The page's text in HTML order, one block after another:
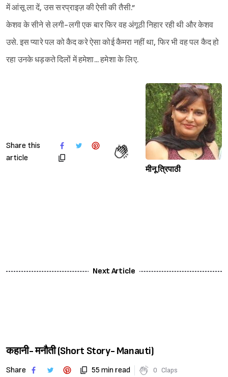
में आंसू ला दें, उस सरप्राइज़ की ऐसी की तैसी.”
केशव के सीने से लगी-लगी एक बार फिर वह अंगूठी निहार रही थी और केशव
उसे. इस प्यारे पल को कैद करे ऐसा कोई कैमरा नहीं था, फिर भी वह पल कैद हो
रहा उनके धड़कते दिलों में हमेशा... हमेशा के लिए.
मीनू त्रिपाठी
Share this
article
Next Article
कहानी- मनौती (Short Story- Manauti)
Share 55 min read 0 Claps